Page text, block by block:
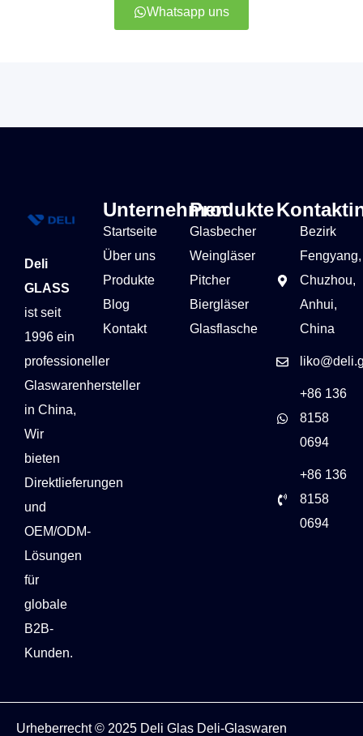
Whatsapp uns
Deli
GLASS
ist seit
1996 ein
professioneller
Glaswarenhersteller
in China,
Wir
bieten
Direktlieferungen
und
OEM/ODM-
Lösungen
für
globale
B2B-
Kunden.
Unternehmen
Startseite
Über uns
Produkte
Blog
Kontakt
Produkte
Glasbecher
Weingläser
Pitcher
Biergläser
Glasflasche
Bezirk
Fengyang,
Chuzhou,
Anhui,
China
+86 136
8158
0694
+86 136
8158
0694
Urheberrecht © 2025 Deli Glas Deli-Glaswaren